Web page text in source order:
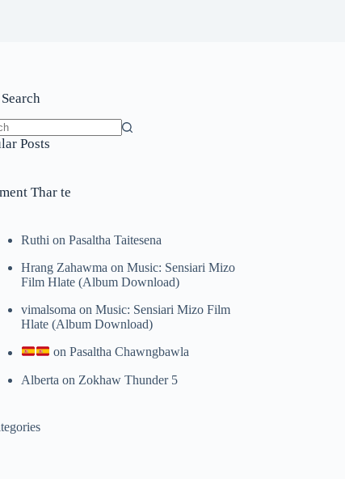
Posts
Thar te
Ruthi onPasaltha Taitesena
Hrang Zahawma onMusic: Sensiari Mizo
Film Hlate (Album Download)
vimalsoma onMusic: Sensiari Mizo Film
Hlate (Album Download)
onPasaltha Chawngbawla
Alberta on Zokhaw Thunder 5